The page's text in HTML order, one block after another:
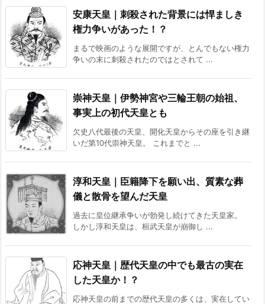
安康天皇｜刺殺された背景には悍ましき
権力争いがあった！？
まるで映画のような展開ですが、とんでもない権力
争いの末に刺殺されたのではとされて ...
崇神天皇｜伊勢神宮や三輪王朝の始祖、
事実上の初代天皇とも
欠史八代最後の天皇、開化天皇からその座を引き継
いだ第10代崇神天皇。 これまでと ...
淳和天皇｜臣籍降下を願い出、質素な葬
儀と散骨を望んだ天皇
過去に皇位継承争いが勃発し続けてきた天皇家。
しかし淳和天皇は、桓武天皇が崩御し ...
応神天皇｜歴代天皇の中でも最古の実在
した天皇か！？
応神天皇の前までの歴代天皇の多くは、実在してい